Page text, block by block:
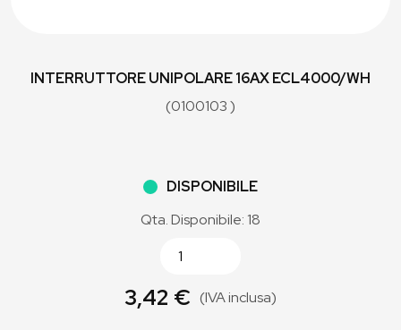
INTERRUTTORE UNIPOLARE 16AX ECL4000/WH
(0100103 )
DISPONIBILE
Qta. Disponibile: 18
3,42 € (IVA inclusa)